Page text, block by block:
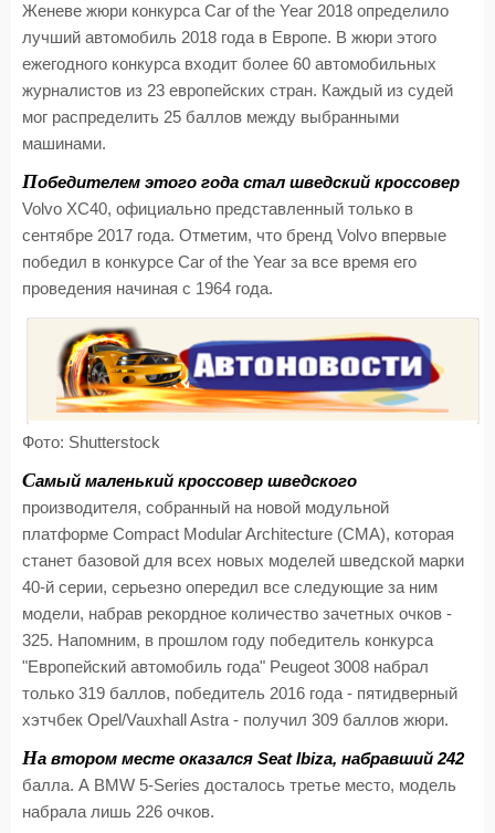
Женеве жюри конкурса Car of the Year 2018 определило
лучший автомобиль 2018 года в Европе. В жюри этого
ежегодного конкурса входит более 60 автомобильных
журналистов из 23 европейских стран. Каждый из судей
мог распределить 25 баллов между выбранными
машинами.
Победителем этого года стал шведский кроссовер
Volvo XC40, официально представленный только в
сентябре 2017 года. Отметим, что бренд Volvo впервые
победил в конкурсе Car of the Year за все время его
проведения начиная с 1964 года.
Фото: Shutterstock
Самый маленький кроссовер шведского
производителя, собранный на новой модульной
платформе Compact Modular Architecture (CMA), которая
станет базовой для всех новых моделей шведской марки
40-й серии, серьезно опередил все следующие за ним
модели, набрав рекордное количество зачетных очков -
325. Напомним, в прошлом году победитель конкурса
"Европейский автомобиль года" Peugeot 3008 набрал
только 319 баллов, победитель 2016 года - пятидверный
хэтчбек Opel/Vauxhall Astra - получил 309 баллов жюри.
На втором месте оказался Seat Ibiza, набравший 242
балла. А BMW 5-Series досталось третье место, модель
набрала лишь 226 очков.